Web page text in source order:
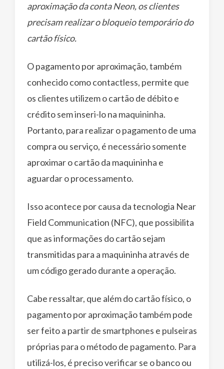
aproximação da conta Neon, os clientes
precisam realizar o bloqueio temporário do
cartão físico.
O pagamento por aproximação, também
conhecido como contactless, permite que
os clientes utilizem o cartão de débito e
crédito sem inseri-lo na maquininha.
Portanto, para realizar o pagamento de uma
compra ou serviço, é necessário somente
aproximar o cartão da maquininha e
aguardar o processamento.
Isso acontece por causa da tecnologia Near
Field Communication (NFC), que possibilita
que as informações do cartão sejam
transmitidas para a maquininha através de
um código gerado durante a operação.
Cabe ressaltar, que além do cartão físico, o
pagamento por aproximação também pode
ser feito a partir de smartphones e pulseiras
próprias para o método de pagamento. Para
utilizá-los, é preciso verificar se o banco ou